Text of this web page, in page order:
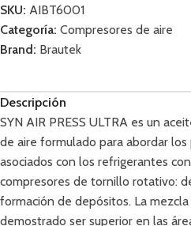
SKU: AIBT6001
Categoría: Compresores de aire
Brand: Brautek
Descripción
SYN AIR PRESS ULTRA es un
de aire formulado para abordar
asociados con los refrigerantes
compresores de tornillo rotativo:
formación de depósitos. La
demostrado ser superior en las